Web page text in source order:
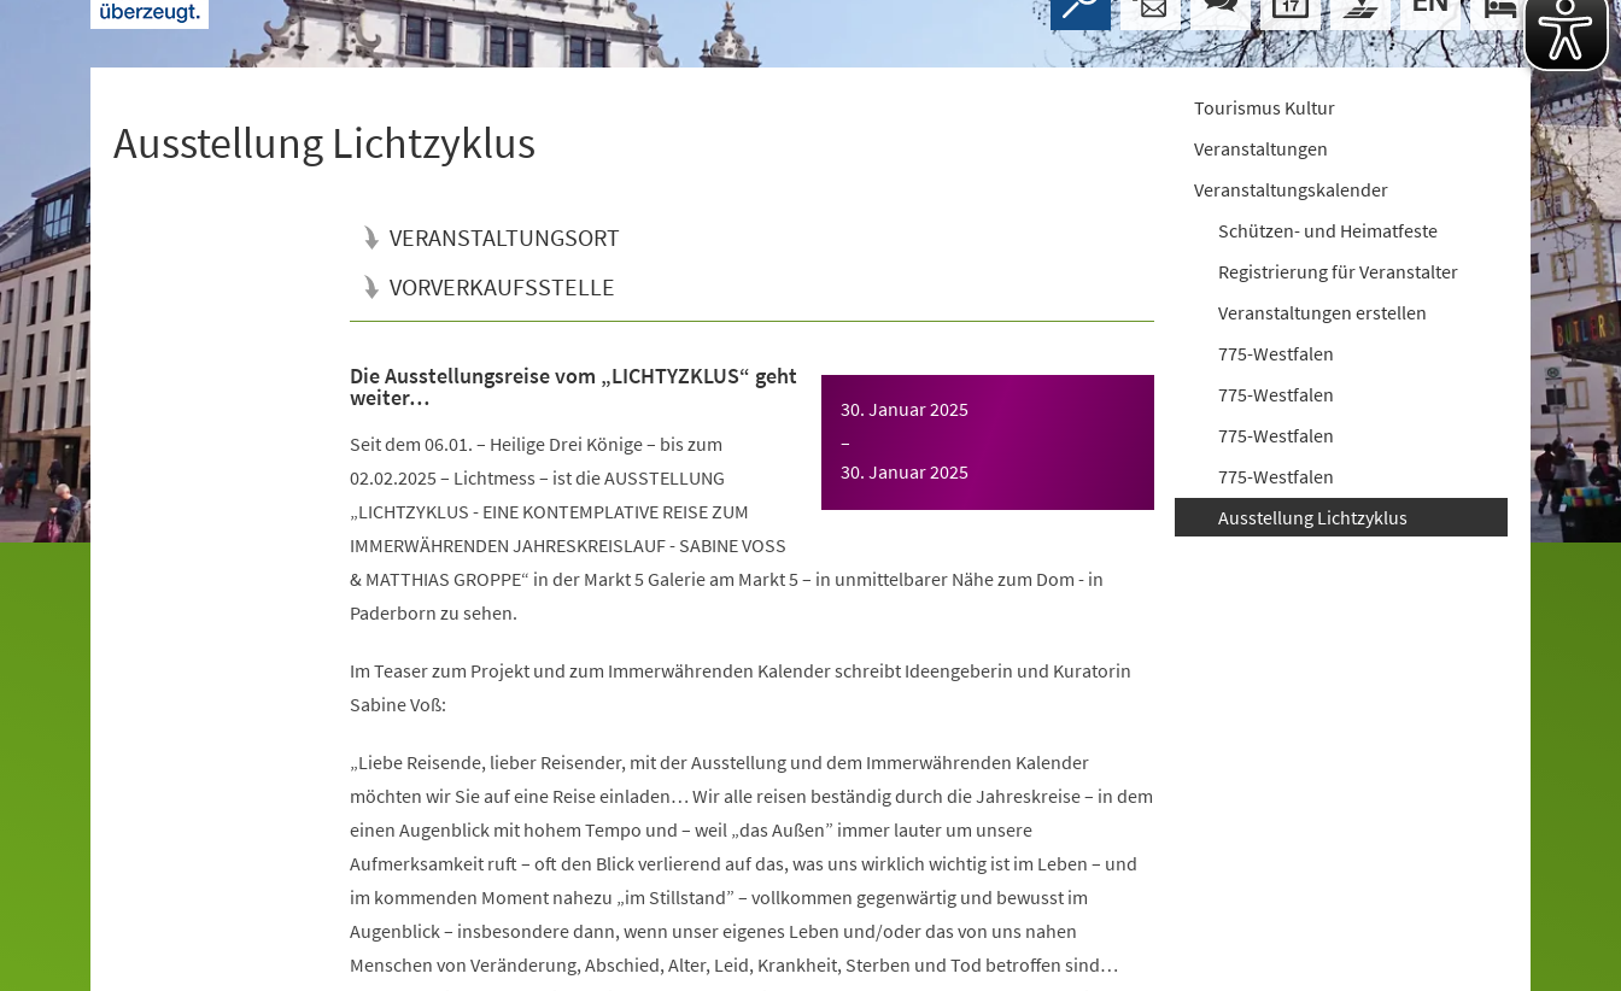
Ausstellung Lichtzyklus
VERANSTALTUNGSORT
VORVERKAUFSSTELLE
30. Januar 2025
–
30. Januar 2025
Die Ausstellungsreise vom „LICHTYZKLUS“ geht
weiter…
Seit dem 06.01. – Heilige Drei Könige – bis zum
02.02.2025 – Lichtmess – ist die AUSSTELLUNG
„LICHTZYKLUS - EINE KONTEMPLATIVE REISE ZUM
IMMERWÄHRENDEN JAHRESKREISLAUF - SABINE VOSS
& MATTHIAS GROPPE“ in der Markt 5 Galerie am Markt 5 – in unmittelbarer Nähe zum Dom - in
Paderborn zu sehen.
Im Teaser zum Projekt und zum Immerwährenden Kalender schreibt Ideengeberin und Kuratorin
Sabine Voß:
„Liebe Reisende, lieber Reisender, mit der Ausstellung und dem Immerwährenden Kalender
möchten wir Sie auf eine Reise einladen… Wir alle reisen beständig durch die Jahreskreise – in dem
einen Augenblick mit hohem Tempo und – weil „das Außen” immer lauter um unsere
Aufmerksamkeit ruft – oft den Blick verlierend auf das, was uns wirklich wichtig ist im Leben – und
im kommenden Moment nahezu „im Stillstand” – vollkommen gegenwärtig und bewusst im
Augenblick – ins­besondere dann, wenn unser eigenes Leben und/oder das von uns nahen
Menschen von Veränderung, Abschied, Alter, Leid, Krankheit, Sterben und Tod betroffen sind…
Tourismus Kultur
Veranstaltungen
Veranstaltungskalender
Schützen- und Heimatfeste
Registrierung für Veranstalter
Veranstaltungen erstellen
775-Westfalen
775-Westfalen
775-Westfalen
775-Westfalen
Ausstellung Lichtzyklus